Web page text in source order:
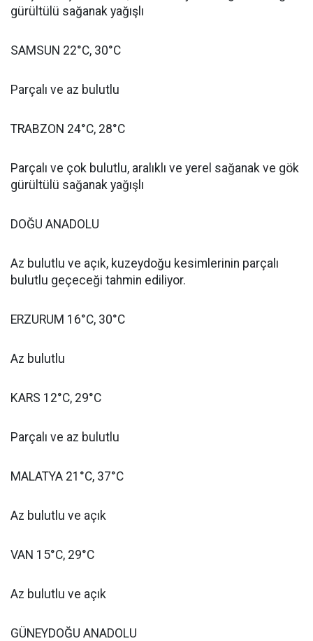
gürültülü sağanak yağışlı
SAMSUN 22°C, 30°C
Parçalı ve az bulutlu
TRABZON 24°C, 28°C
Parçalı ve çok bulutlu, aralıklı ve yerel sağanak ve gök
gürültülü sağanak yağışlı
DOĞU ANADOLU
Az bulutlu ve açık, kuzeydoğu kesimlerinin parçalı
bulutlu geçeceği tahmin ediliyor.
ERZURUM 16°C, 30°C
Az bulutlu
KARS 12°C, 29°C
Parçalı ve az bulutlu
MALATYA 21°C, 37°C
Az bulutlu ve açık
VAN 15°C, 29°C
Az bulutlu ve açık
GÜNEYDOĞU ANADOLU